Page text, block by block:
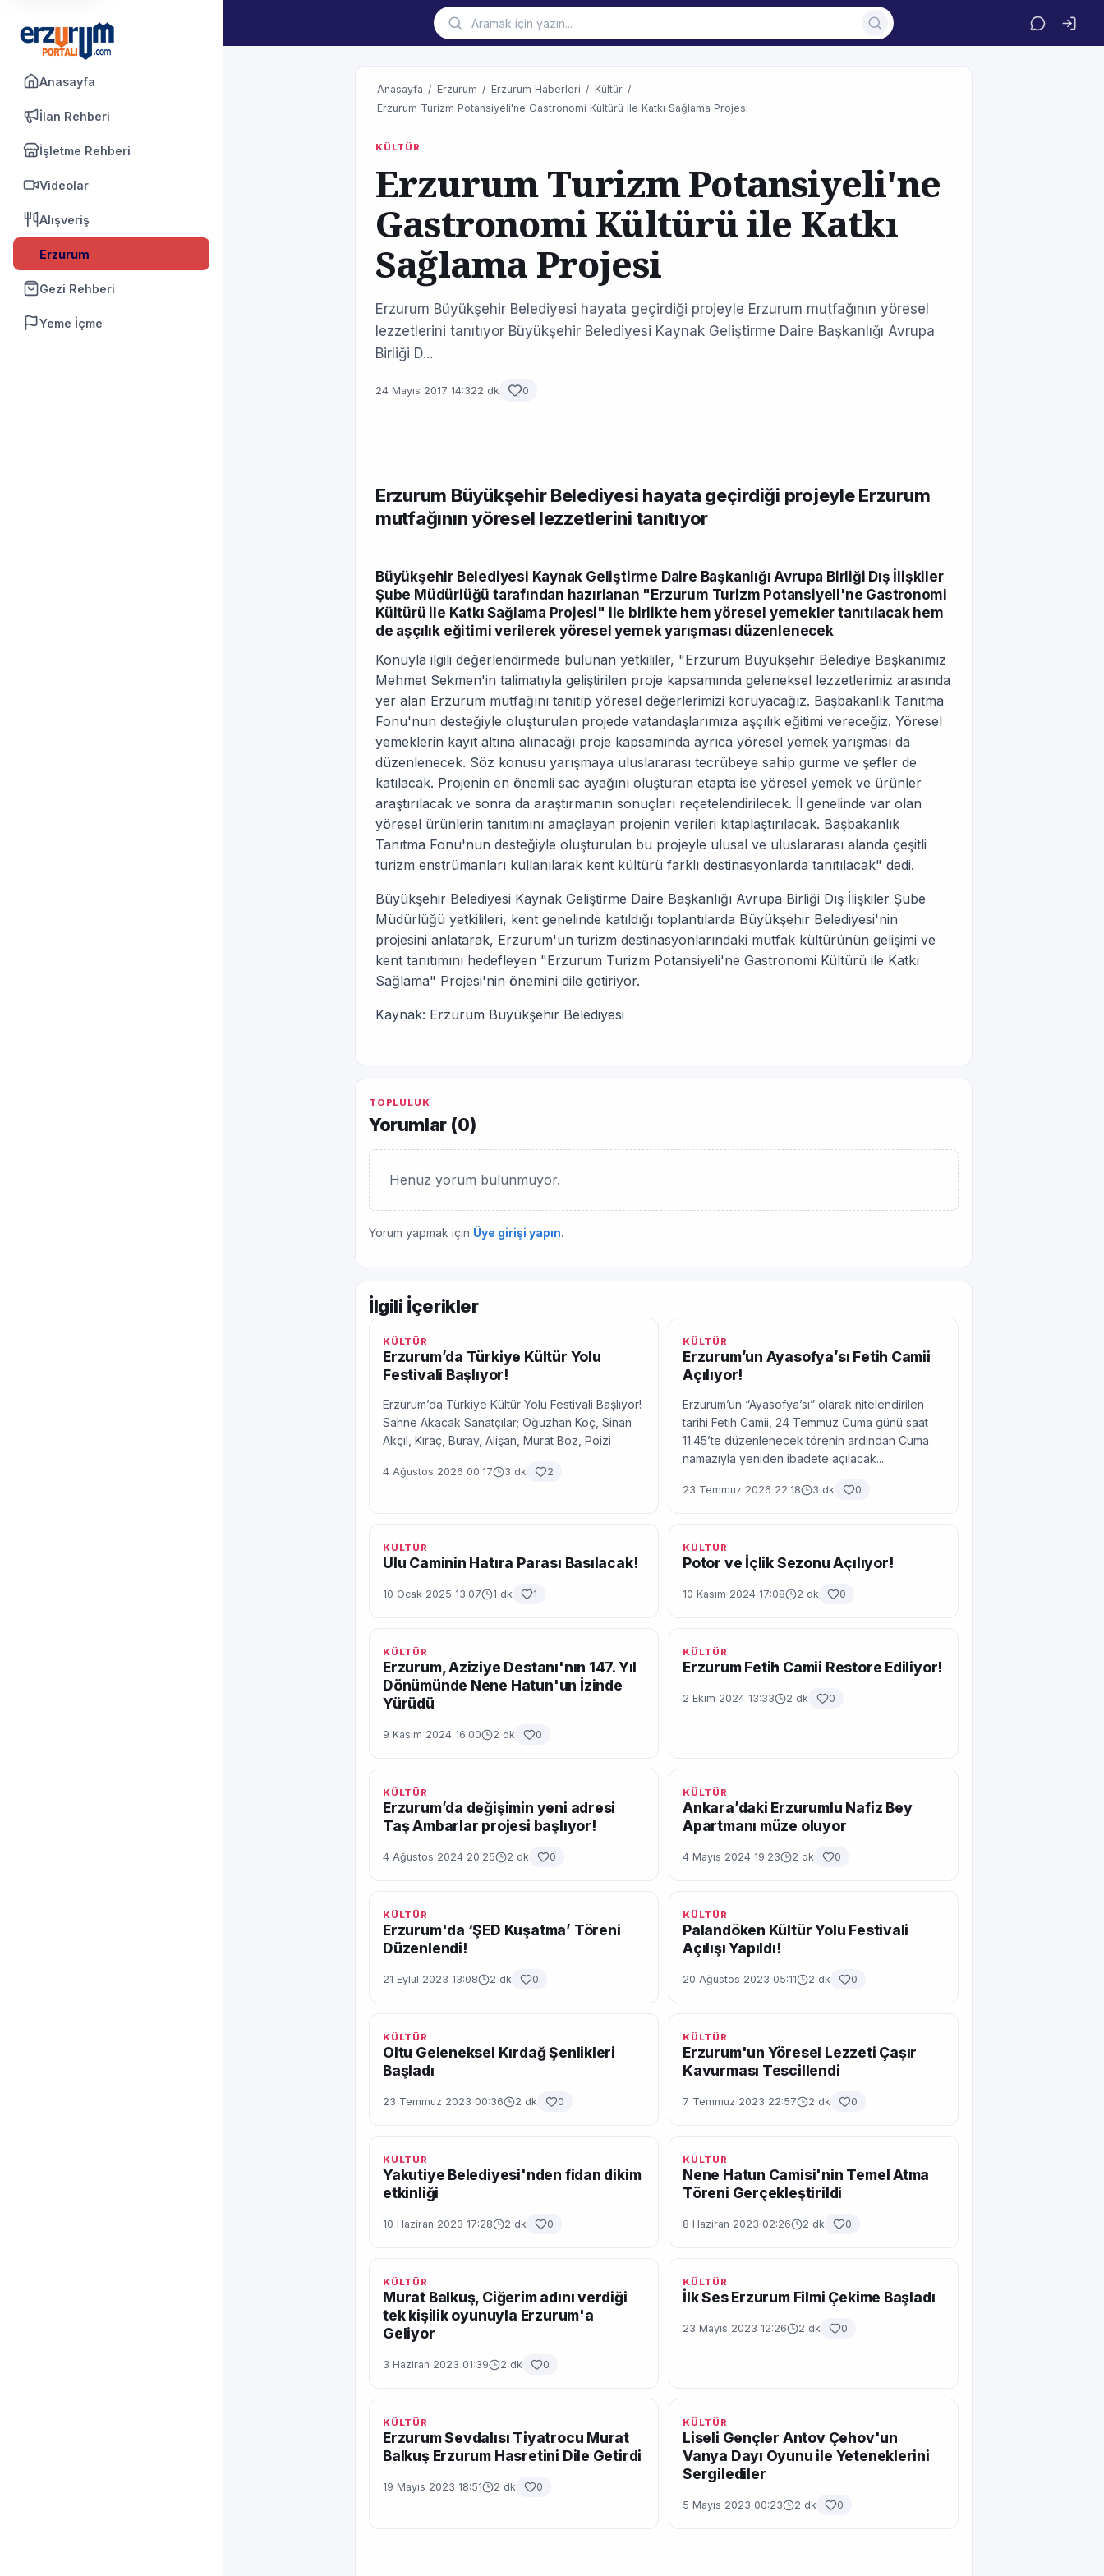
Anasayfa
İlan Rehberi
İşletme Rehberi
Videolar
Alışveriş
Erzurum
Gezi Rehberi
Yeme İçme
Anasayfa / Erzurum / Erzurum Haberleri / Kültür /
Erzurum Turizm Potansiyeli'ne Gastronomi Kültürü ile Katkı Sağlama Projesi
KÜLTÜR
Erzurum Turizm Potansiyeli'ne
Gastronomi Kültürü ile Katkı
Sağlama Projesi
Erzurum Büyükşehir Belediyesi hayata geçirdiği projeyle Erzurum mutfağının yöresel
lezzetlerini tanıtıyor Büyükşehir Belediyesi Kaynak Geliştirme Daire Başkanlığı Avrupa
Birliği D...
24 Mayıs 2017 14:322 dk 0
Erzurum Büyükşehir Belediyesi hayata geçirdiği projeyle Erzurum
mutfağının yöresel lezzetlerini tanıtıyor
Büyükşehir Belediyesi Kaynak Geliştirme Daire Başkanlığı Avrupa Birliği Dış İlişkiler
Şube Müdürlüğü tarafından hazırlanan "Erzurum Turizm Potansiyeli'ne Gastronomi
Kültürü ile Katkı Sağlama Projesi" ile birlikte hem yöresel yemekler tanıtılacak hem
de aşçılık eğitimi verilerek yöresel yemek yarışması düzenlenecek
Konuyla ilgili değerlendirmede bulunan yetkililer, "Erzurum Büyükşehir Belediye Başkanımız
Mehmet Sekmen'in talimatıyla geliştirilen proje kapsamında geleneksel lezzetlerimiz arasında
yer alan Erzurum mutfağını tanıtıp yöresel değerlerimizi koruyacağız. Başbakanlık Tanıtma
Fonu'nun desteğiyle oluşturulan projede vatandaşlarımıza aşçılık eğitimi vereceğiz. Yöresel
yemeklerin kayıt altına alınacağı proje kapsamında ayrıca yöresel yemek yarışması da
düzenlenecek. Söz konusu yarışmaya uluslararası tecrübeye sahip gurme ve şefler de
katılacak. Projenin en önemli sac ayağını oluşturan etapta ise yöresel yemek ve ürünler
araştırılacak ve sonra da araştırmanın sonuçları reçetelendirilecek. İl genelinde var olan
yöresel ürünlerin tanıtımını amaçlayan projenin verileri kitaplaştırılacak. Başbakanlık
Tanıtma Fonu'nun desteğiyle oluşturulan bu projeyle ulusal ve uluslararası alanda çeşitli
turizm enstrümanları kullanılarak kent kültürü farklı destinasyonlarda tanıtılacak" dedi.
Büyükşehir Belediyesi Kaynak Geliştirme Daire Başkanlığı Avrupa Birliği Dış İlişkiler Şube
Müdürlüğü yetkilileri, kent genelinde katıldığı toplantılarda Büyükşehir Belediyesi'nin
projesini anlatarak, Erzurum'un turizm destinasyonlarındaki mutfak kültürünün gelişimi ve
kent tanıtımını hedefleyen "Erzurum Turizm Potansiyeli'ne Gastronomi Kültürü ile Katkı
Sağlama" Projesi'nin önemini dile getiriyor.
Kaynak: Erzurum Büyükşehir Belediyesi
TOPLULUK
Yorumlar (0)
Henüz yorum bulunmuyor.
Yorum yapmak için Üye girişi yapın.
İlgili İçerikler
KÜLTÜR
Erzurum’da Türkiye Kültür Yolu
Festivali Başlıyor!
Erzurum’da Türkiye Kültür Yolu Festivali Başlıyor!
Sahne Akacak Sanatçılar; Oğuzhan Koç, Sinan
Akçıl, Kıraç, Buray, Alişan, Murat Boz, Poizi
4 Ağustos 2026 00:17 3 dk 2
KÜLTÜR
Erzurum’un Ayasofya’sı Fetih Camii
Açılıyor!
Erzurum’un “Ayasofya’sı” olarak nitelendirilen
tarihi Fetih Camii, 24 Temmuz Cuma günü saat
11.45’te düzenlenecek törenin ardından Cuma
namazıyla yeniden ibadete açılacak...
23 Temmuz 2026 22:18 3 dk 0
KÜLTÜR
Ulu Caminin Hatıra Parası Basılacak!
10 Ocak 2025 13:07 1 dk 1
KÜLTÜR
Potor ve İçlik Sezonu Açılıyor!
10 Kasım 2024 17:08 2 dk 0
KÜLTÜR
Erzurum, Aziziye Destanı'nın 147. Yıl
Dönümünde Nene Hatun'un İzinde
Yürüdü
9 Kasım 2024 16:00 2 dk 0
KÜLTÜR
Erzurum Fetih Camii Restore Ediliyor!
2 Ekim 2024 13:33 2 dk 0
KÜLTÜR
Erzurum’da değişimin yeni adresi
Taş Ambarlar projesi başlıyor!
4 Ağustos 2024 20:25 2 dk 0
KÜLTÜR
Ankara’daki Erzurumlu Nafiz Bey
Apartmanı müze oluyor
4 Mayıs 2024 19:23 2 dk 0
KÜLTÜR
Erzurum'da ‘ŞED Kuşatma’ Töreni
Düzenlendi!
21 Eylül 2023 13:08 2 dk 0
KÜLTÜR
Palandöken Kültür Yolu Festivali
Açılışı Yapıldı!
20 Ağustos 2023 05:11 2 dk 0
KÜLTÜR
Oltu Geleneksel Kırdağ Şenlikleri
Başladı
23 Temmuz 2023 00:36 2 dk 0
KÜLTÜR
Erzurum'un Yöresel Lezzeti Çaşır
Kavurması Tescillendi
7 Temmuz 2023 22:57 2 dk 0
KÜLTÜR
Yakutiye Belediyesi'nden fidan dikim
etkinliği
10 Haziran 2023 17:28 2 dk 0
KÜLTÜR
Nene Hatun Camisi'nin Temel Atma
Töreni Gerçekleştirildi
8 Haziran 2023 02:26 2 dk 0
KÜLTÜR
Murat Balkuş, Ciğerim adını verdiği
tek kişilik oyunuyla Erzurum'a
Geliyor
3 Haziran 2023 01:39 2 dk 0
KÜLTÜR
İlk Ses Erzurum Filmi Çekime Başladı
23 Mayıs 2023 12:26 2 dk 0
KÜLTÜR
Erzurum Sevdalısı Tiyatrocu Murat
Balkuş Erzurum Hasretini Dile Getirdi
19 Mayıs 2023 18:51 2 dk 0
KÜLTÜR
Liseli Gençler Antov Çehov'un
Vanya Dayı Oyunu ile Yeteneklerini
Sergilediler
5 Mayıs 2023 00:23 2 dk 0